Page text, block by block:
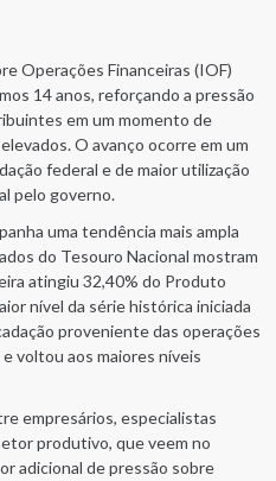
Operações Financeiras (IOF)
14 anos, reforçando a pressão
em um momento de
O avanço ocorre em um
federal e de maior utilização
pelo governo.
uma tendência mais ampla
do Tesouro Nacional mostram
atingiu 32,40% do Produto
nível da série histórica iniciada
proveniente das operações
voltou aos maiores níveis
empresários, especialistas
produtivo, que veem no
adicional de pressão sobre